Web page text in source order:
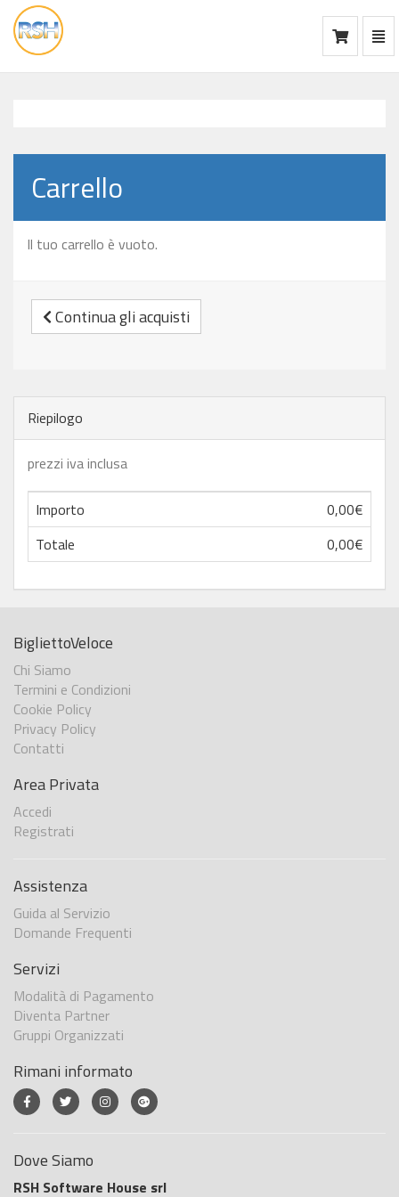
vai
alla
Carrello
Il tuo carrello è vuoto.
Continua gli acquisti
Riepilogo
prezzi iva inclusa
Importo
0,00€
Totale
0,00€
BigliettoVeloce
Chi Siamo
Termini e Condizioni
Cookie Policy
Privacy Policy
Contatti
Area Privata
Accedi
Registrati
Assistenza
Guida al Servizio
Domande Frequenti
Servizi
Modalità di Pagamento
Diventa Partner
Gruppi Organizzati
Rimani informato
Dove Siamo
RSH Software House srl